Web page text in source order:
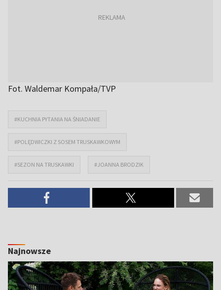
Fot. Waldemar Kompała/TVP
#KUCHNIA PYTANIA NA ŚNIADANIE
#POLĘDWICZKI Z SOSEM TRUSKAWKOWYM
#SEZON NA TRUSKAWKI #JOANNA BRODZIK
Najnowsze